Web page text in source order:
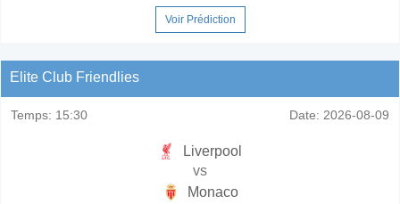
Voir Prédiction
Elite Club Friendlies
Temps: 15:30 Date: 2026-08-09
Liverpool
vs
Monaco